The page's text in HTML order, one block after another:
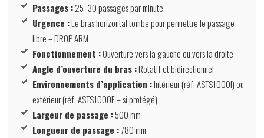
Passages :25–30 passages par minute
Urgence :Le bras horizontal tombe pour permettre le passage
libre – DROP ARM
Fonctionnement :Ouverture vers la gauche ou vers la droite
Angle d’ouverture du bras :Rotatif et bidirectionnel
Environnements d’application :Intérieur (réf. ASTS1000I) ou
extérieur (réf. ASTS1000E – si protégé)
Largeur de passage :500 mm
Longueur de passage :780 mm